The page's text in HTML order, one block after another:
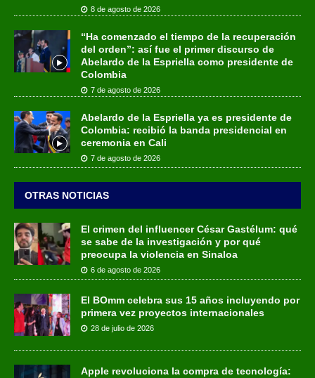
8 de agosto de 2026
“Ha comenzado el tiempo de la recuperación
del orden”: así fue el primer discurso de
Abelardo de la Espriella como presidente de
Colombia
7 de agosto de 2026
Abelardo de la Espriella ya es presidente de
Colombia: recibió la banda presidencial en
ceremonia en Cali
7 de agosto de 2026
OTRAS NOTICIAS
El crimen del influencer César Gastélum: qué
se sabe de la investigación y por qué
preocupa la violencia en Sinaloa
6 de agosto de 2026
El BOmm celebra sus 15 años incluyendo por
primera vez proyectos internacionales
28 de julio de 2026
Apple revoluciona la compra de tecnología: